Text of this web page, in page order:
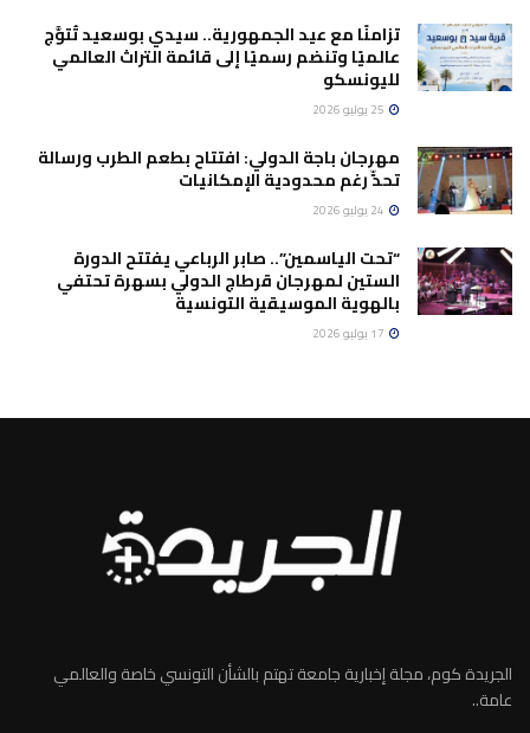
تزامنًا مع عيد الجمهورية.. سيدي بوسعيد تُتوَّج
عالميًا وتنضم رسميًا إلى قائمة التراث العالمي
لليونسكو
مهرجان باجة الدولي: افتتاح بطعم الطرب ورسالة
تحدٍّ رغم محدودية الإمكانيات
“تحت الياسمين”.. صابر الرباعي يفتتح الدورة
الستين لمهرجان قرطاج الدولي بسهرة تحتفي
بالهوية الموسيقية التونسية
الجريدة كوم، مجلة إخبارية جامعة تهتم بالشأن التونسي خاصة والعالمي
عامة..